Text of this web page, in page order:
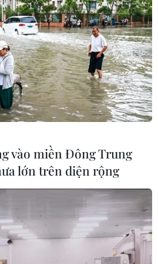
nhiệt nhưng
giá năng
hợp tác toàn
Trần Cẩm Tú
Singh
vào miền Đông Trung
lớn trên diện rộng